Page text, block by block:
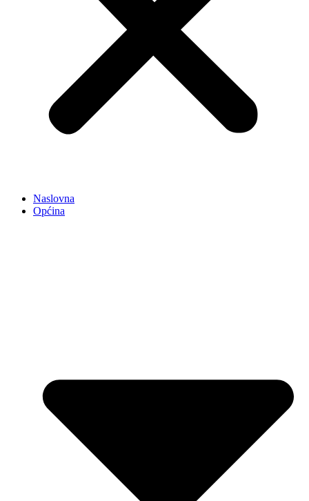
Naslovna
Općina